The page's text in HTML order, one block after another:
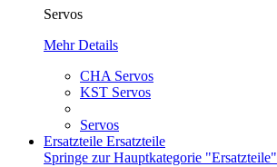
Servos
Mehr Details
CHA Servos
KST Servos
Servos
Ersatzteile Ersatzteile
Springe zur Hauptkategorie "Ersatzteile"